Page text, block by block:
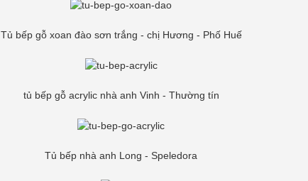
Tủ bếp gỗ xoan đào sơn trắng - chị Hương - Phố Huế
tủ bếp gỗ acrylic nhà anh Vinh - Thường tín
Tủ bếp nhà anh Long - Speledora